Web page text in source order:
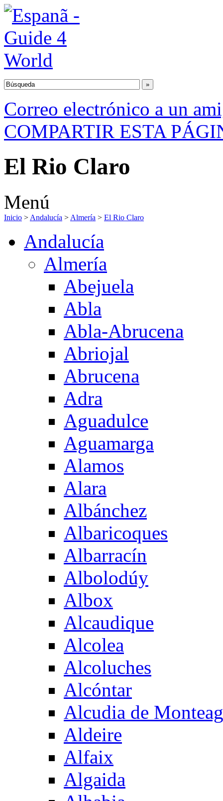
Correo electrónico a un
COMPARTIR ESTA
El Rio Claro
Menú
Inicio > Andalucía > Almería > El Rio Claro
Andalucía
Almería
Abejuela
Abla
Abla-Abrucena
Abriojal
Abrucena
Adra
Aguadulce
Aguamarga
Alamos
Alara
Albánchez
Albaricoques
Albarracín
Albolodúy
Albox
Alcaudique
Alcolea
Alcoluches
Alcóntar
Alcudia de
Aldeire
Alfaix
Algaida